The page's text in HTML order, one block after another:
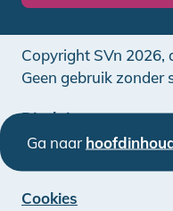
Copyright SVn 2026,
Geen gebruik zonder
Disclaimer
Cookies
Ga naar